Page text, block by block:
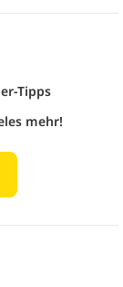
Tipps
mehr!